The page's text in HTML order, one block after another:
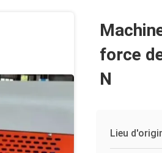
force
N
Lieu